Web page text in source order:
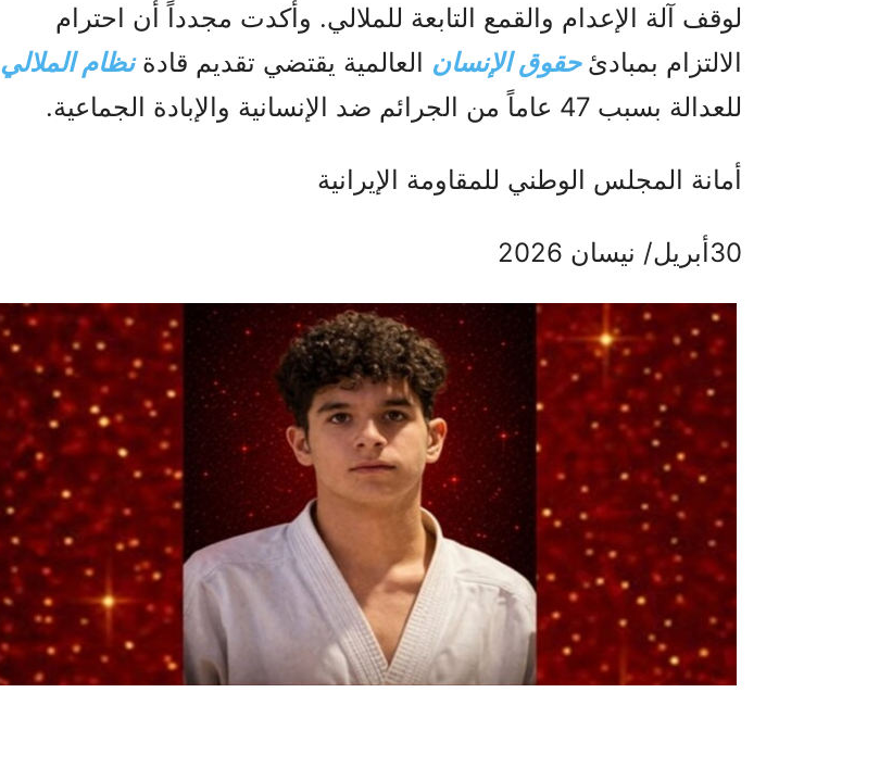
لوقف آلة الإعدام والقمع التابعة للملالي. وأكدت مجدداً أن احترام
الالتزام بمبادئ حقوق الإنسان العالمية يقتضي تقديم قادةنظام الملالي
للعدالة بسبب 47 عاماً من الجرائم ضد الإنسانية والإبادة الجماعية.
أمانة المجلس الوطني للمقاومة الإيرانية
30أبريل/ نيسان 2026